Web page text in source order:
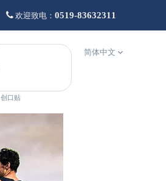
 欢迎致电： 0519-83632311
创口贴
简体中文